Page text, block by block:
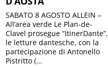
SABATO 8 AGOSTO ALLEIN –
All’area verde Le Plan-de-
Clavel prosegue “ItinerDante”,
le letture dantesche, con la
partecipazione di Antonello
Pistritto (...